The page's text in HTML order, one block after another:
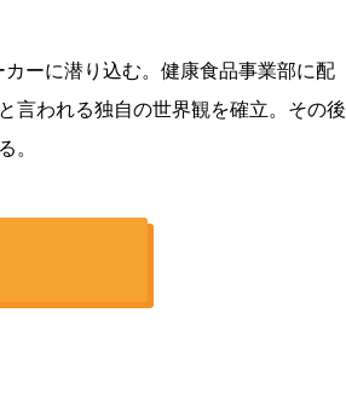
ーに潜り込む。健康食品事業部に配
言われる独自の世界観を確立。その後